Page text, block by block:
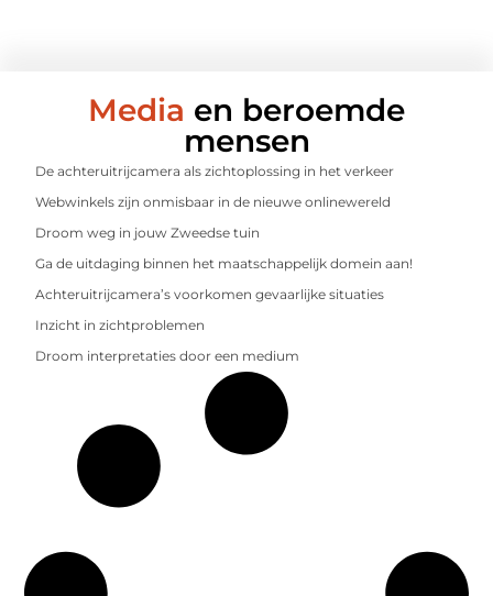
Media en beroemde
mensen
De achteruitrijcamera als zichtoplossing in het verkeer
Webwinkels zijn onmisbaar in de nieuwe onlinewereld
Droom weg in jouw Zweedse tuin
Ga de uitdaging binnen het maatschappelijk domein aan!
Achteruitrijcamera’s voorkomen gevaarlijke situaties
Inzicht in zichtproblemen
Droom interpretaties door een medium